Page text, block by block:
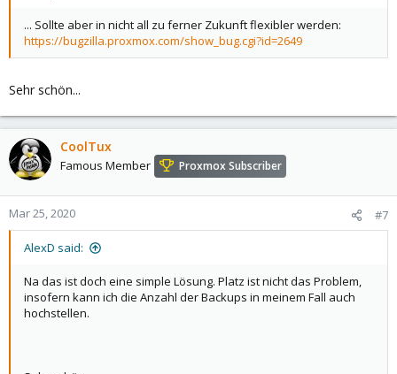
... Sollte aber in nicht all zu ferner Zukunft flexibler werden:
https://bugzilla.proxmox.com/show_bug.cgi?id=2649
Sehr schön...
CoolTux
Famous Member Proxmox Subscriber
Mar 25, 2020 #7
AlexD said:
Na das ist doch eine simple Lösung. Platz ist nicht das Problem,
insofern kann ich die Anzahl der Backups in meinem Fall auch
hochstellen.